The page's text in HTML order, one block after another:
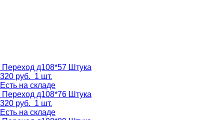
Переход д108*57 Штука
320 руб. 1 шт.
Есть на складе
Переход д108*76 Штука
320 руб. 1 шт.
Есть на складе